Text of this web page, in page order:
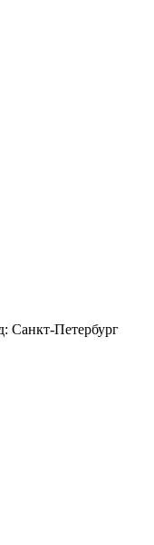
Санкт-Петербург